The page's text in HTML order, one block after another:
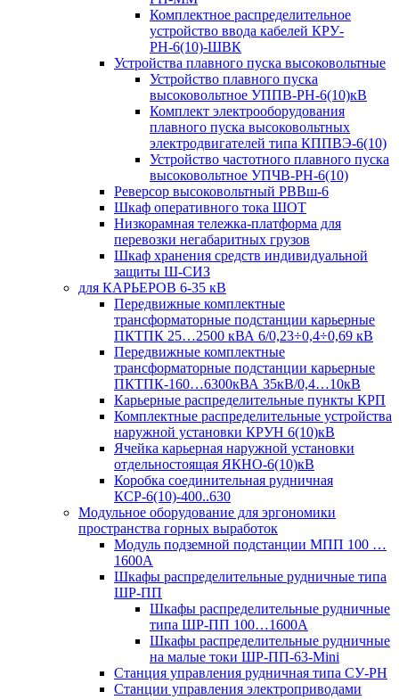
Комплектное распределительное
устройство ввода кабелей КРУ-
РН-6(10)-ШВК
Устройства плавного пуска высоковольтные
Устройство плавного пуска
высоковольтное УППВ-РН-6(10)кВ
Комплект электрооборудования
плавного пуска высоковольтных
электродвигателей типа КППВЭ-6(10)
Устройство частотного плавного пуска
высоковольтное УПЧВ-РН-6(10)
Реверсор высоковольтный РВВш-6
Шкаф оперативного тока ШОТ
Низкорамная тележка-платформа для
перевозки негабаритных грузов
Шкаф хранения средств индивидуальной
защиты Ш-СИЗ
для КАРЬЕРОВ 6-35 кВ
Передвижные комплектные
трансформаторные подстанции карьерные
ПКТПК 25…2500 кВА 6/0,23÷0,4÷0,69 кВ
Передвижные комплектные
трансформаторные подстанции карьерные
ПКТПК-160…6300кВА 35кВ/0,4…10кВ
Карьерные распределительные пункты КРП
Комплектные распределительные устройства
наружной установки КРУН 6(10)кВ
Ячейка карьерная наружной установки
отдельностоящая ЯКНО-6(10)кВ
Коробка соединительная рудничная
КСР-6(10)-400..630
Модульное оборудование для эргономики
пространства горных выработок
Модуль подземной подстанции МПП 100 …
1600А
Шкафы распределительные рудничные типа
ШР-ПП
Шкафы распределительные рудничные
типа ШР-ПП 100…1600А
Шкафы распределительные рудничные
на малые токи ШР-ПП-63-Mini
Станция управления рудничная типа СУ-РН
Станции управления электроприводами